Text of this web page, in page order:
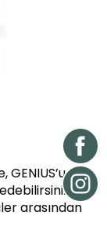
arasından